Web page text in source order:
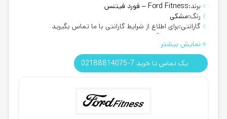
برند:Ford Fitness – فورد فیتنس
رنگ:مشکی
گارانتی:برای اطلاع از شرایط گارانتی با ما تماس بگیرید
رایگان
تحمل وزن:تحمل وزن تا 200 کیلوگرمنمایش بیشتر
یک تماس تا خرید 7-02188814075